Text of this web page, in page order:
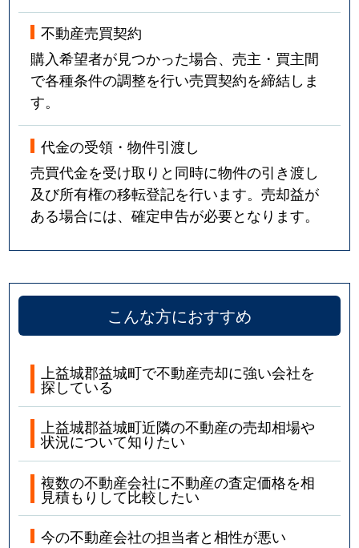
不動産売買契約
購入希望者が見つかった場合、売主・買主間
で各種条件の調整を行い売買契約を締結しま
す。
代金の受領・物件引渡し
売買代金を受け取りと同時に物件の引き渡し
及び所有権の移転登記を行います。売却益が
ある場合には、確定申告が必要となります。
こんな方におすすめ
上益城郡益城町で不動産売却に強い会社を
探している
上益城郡益城町近隣の不動産の売却相場や
状況について知りたい
複数の不動産会社に不動産の査定価格を相
見積もりして比較したい
今の不動産会社の担当者と相性が悪い